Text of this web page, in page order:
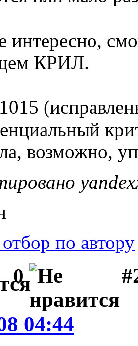
интересно,
КРИЛ.
возможно,
по автору
0
04:44